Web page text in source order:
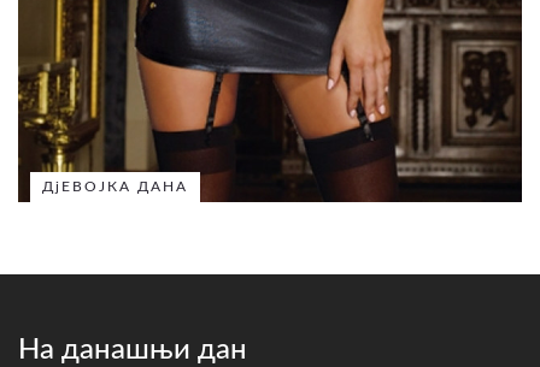
ДјЕВОЈКА ДАНА
На данашњи дан